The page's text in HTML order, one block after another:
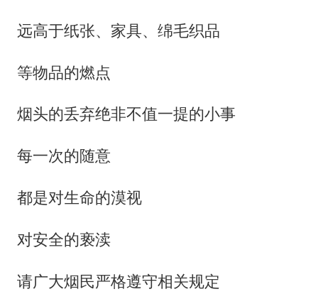
远高于纸张、家具、绵毛织品
等物品的燃点
烟头的丢弃绝非不值一提的小事
每一次的随意
都是对生命的漠视
对安全的亵渎
请广大烟民严格遵守相关规定